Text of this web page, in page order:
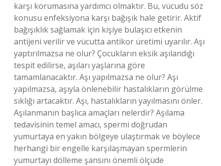
karşı korumasına yardımcı olmaktır. Bu, vücudu söz
konusu enfeksiyona karşı bağışık hale getirir. Aktif
bağışıklık sağlamak için kişiye bulaşıcı etkenin
antijeni verilir ve vücutta antikor üretimi uyarılır. Aşı
yaptırılmazsa ne olur? Çocukların eksik aşılandığı
tespit edilirse, aşıları yaşlarına göre
tamamlanacaktır. Aşı yapılmazsa ne olur? Aşı
yapılmazsa, aşıyla önlenebilir hastalıkların görülme
sıklığı artacaktır. Aşı, hastalıkların yayılmasını önler.
Aşılanmanın başlıca amaçları nelerdir? Aşılama
tedavisinin temel amacı, spermi doğrudan
yumurtaya en yakın bölgeye ulaştırmak ve böylece
herhangi bir engelle karşılaşmayan spermlerin
yumurtayı dölleme şansını önemli ölçüde